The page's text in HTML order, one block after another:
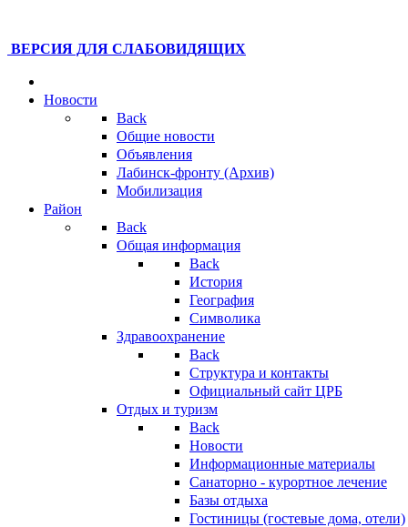
ВЕРСИЯ ДЛЯ СЛАБОВИДЯЩИХ
Новости
Back
Общие новости
Объявления
Лабинск-фронту (Архив)
Мобилизация
Район
Back
Общая информация
Back
История
География
Символика
Здравоохранение
Back
Структура и контакты
Официальный сайт ЦРБ
Отдых и туризм
Back
Новости
Информационные материалы
Санаторно - курортное лечение
Базы отдыха
Гостиницы (гостевые дома, отели)